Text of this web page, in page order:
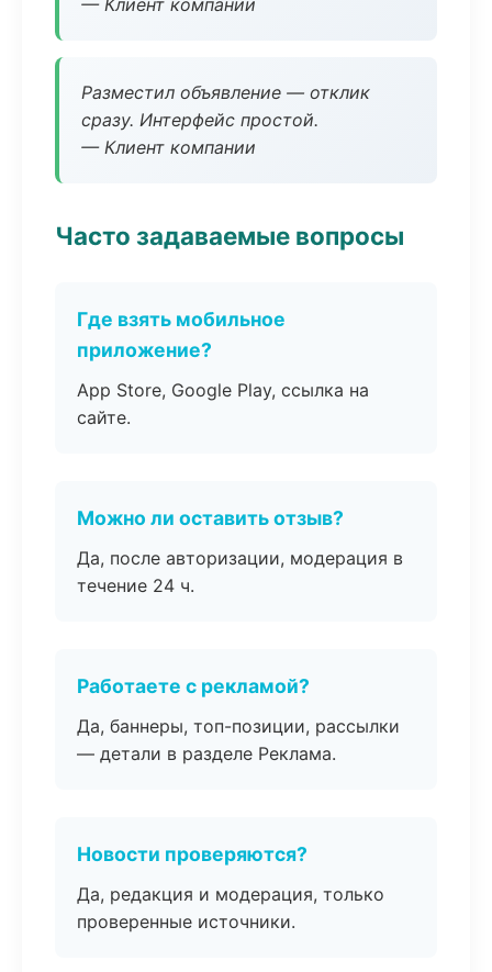
— Клиент компании
Разместил объявление — отклик
сразу. Интерфейс простой.
— Клиент компании
Часто задаваемые вопросы
Где взять мобильное
приложение?
App Store, Google Play, ссылка на
сайте.
Можно ли оставить отзыв?
Да, после авторизации, модерация в
течение 24 ч.
Работаете с рекламой?
Да, баннеры, топ-позиции, рассылки
— детали в разделе Реклама.
Новости проверяются?
Да, редакция и модерация, только
проверенные источники.